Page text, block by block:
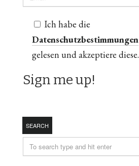
Ich habe die
Datenschutzbestimmungen
gelesen und akzeptiere diese.
SEARCH